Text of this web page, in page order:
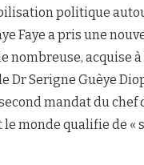
politique
Faye a pris une
nombreuse, acquise
Dr Serigne Guèye
mandat du chef
le monde qualifie de «